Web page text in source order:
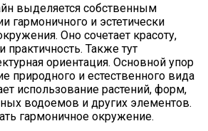
выделяется собственным
гармоничного и эстетически
Оно сочетает красоту,
практичность. Также тут
ориентация. Основной упор
природного и естественного вида
использование растений, форм,
водоемов и других элементов.
гармоничное окружение.